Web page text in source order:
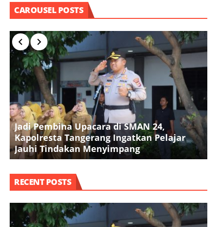
CAROUSEL POSTS
Jadi Pembina Upacara di SMAN 24,
Kapolresta Tangerang Ingatkan Pelajar
Jauhi Tindakan Menyimpang
RECENT POSTS